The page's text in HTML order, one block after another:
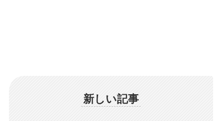
新しい記事